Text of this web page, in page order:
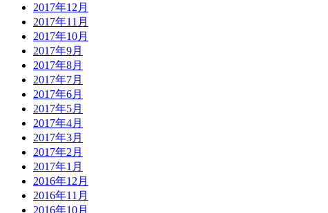
2017年12月
2017年11月
2017年10月
2017年9月
2017年8月
2017年7月
2017年6月
2017年5月
2017年4月
2017年3月
2017年2月
2017年1月
2016年12月
2016年11月
2016年10月